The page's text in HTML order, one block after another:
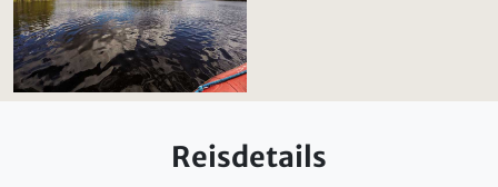
Reisdetails